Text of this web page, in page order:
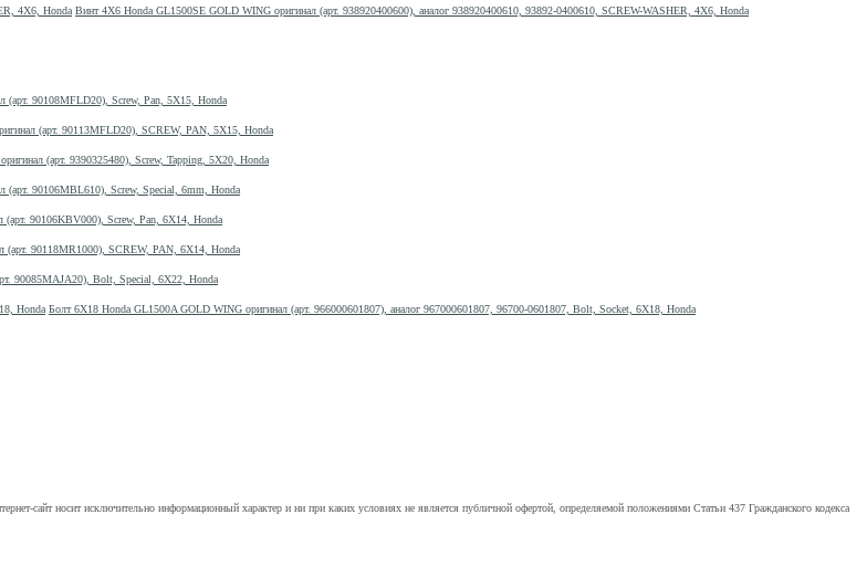
Винт 4Х6 Honda GL1500SE GOLD WING оригинал (арт. 938920400600), аналог 938920400610, 93892-0400610, SCREW-WASHER, 4X6, Honda
(арт. 90108MFLD20), Screw, Pan, 5X15, Honda
(арт. 90113MFLD20), SCREW, PAN, 5X15, Honda
(арт. 9390325480), Screw, Tapping, 5X20, Honda
(арт. 90106MBL610), Screw, Special, 6mm, Honda
90106KBV000), Screw, Pan, 6X14, Honda
(арт. 90118MR1000), SCREW, PAN, 6X14, Honda
90085MAJA20), Bolt, Special, 6X22, Honda
Болт 6X18 Honda GL1500A GOLD WING оригинал (арт. 966000601807), аналог 967000601807, 96700-0601807, Bolt, Socket, 6X18, Honda
сайт носит исключительно информационный характер и ни при каких условиях не является публичной офертой, определяемой положениями Статьи 437 Гражданского кодекса